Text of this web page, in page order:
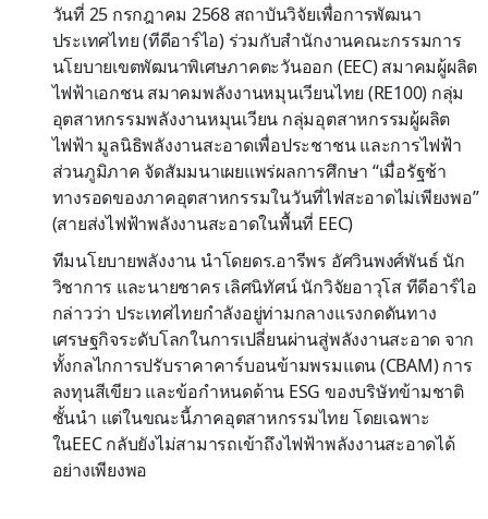
วันที่ 25 กรกฎาคม 2568 สถาบันวิจัยเพื่อการพัฒนา
ประเทศไทย (ทีดีอาร์ไอ) ร่วมกับสำนักงานคณะกรรมการ
นโยบายเขตพัฒนาพิเศษภาคตะวันออก (EEC) สมาคมผู้ผลิต
ไฟฟ้าเอกชน สมาคมพลังงานหมุนเวียนไทย (RE100) กลุ่ม
อุตสาหกรรมพลังงานหมุนเวียน กลุ่มอุตสาหกรรมผู้ผลิต
ไฟฟ้า มูลนิธิพลังงานสะอาดเพื่อประชาชน และการไฟฟ้า
ส่วนภูมิภาค จัดสัมมนาเผยแพร่ผลการศึกษา “เมื่อรัฐช้า
ทางรอดของภาคอุตสาหกรรมในวันที่ไฟสะอาดไม่เพียงพอ”
(สายส่งไฟฟ้าพลังงานสะอาดในพื้นที่ EEC)
ทีมนโยบายพลังงาน นำโดยดร.อารีพร อัศวินพงศ์พันธ์ นัก
วิชาการ และนายชาคร เลิศนิทัศน์ นักวิจัยอาวุโส ทีดีอาร์ไอ
กล่าวว่า ประเทศไทยกำลังอยู่ท่ามกลางแรงกดดันทาง
เศรษฐกิจระดับโลกในการเปลี่ยนผ่านสู่พลังงานสะอาด จาก
ทั้งกลไกการปรับราคาคาร์บอนข้ามพรมแดน (CBAM) การ
ลงทุนสีเขียว และข้อกำหนดด้าน ESG ของบริษัทข้ามชาติ
ชั้นนำ แต่ในขณะนี้ภาคอุตสาหกรรมไทย โดยเฉพาะ
ในEEC กลับยังไม่สามารถเข้าถึงไฟฟ้าพลังงานสะอาดได้
อย่างเพียงพอ